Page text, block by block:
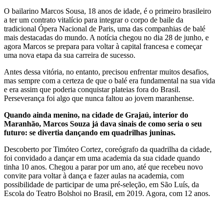
O bailarino Marcos Sousa, 18 anos de idade, é o primeiro brasileiro
a ter um contrato vitalício para integrar o corpo de baile da
tradicional Ópera Nacional de Paris, uma das companhias de balé
mais destacadas do mundo. A notícia chegou no dia 28 de junho, e
agora Marcos se prepara para voltar à capital francesa e começar
uma nova etapa da sua carreira de sucesso.
Antes dessa vitória, no entanto, precisou enfrentar muitos desafios,
mas sempre com a certeza de que o balé era fundamental na sua vida
e era assim que poderia conquistar plateias fora do Brasil.
Perseverança foi algo que nunca faltou ao jovem maranhense.
Quando ainda menino, na cidade de Grajaú, interior do
Maranhão, Marcos Souza já dava sinais de como seria o seu
futuro: se divertia dançando em quadrilhas juninas.
Descoberto por Timóteo Cortez, coreógrafo da quadrilha da cidade,
foi convidado a dançar em uma academia da sua cidade quando
tinha 10 anos. Chegou a parar por um ano, até que recebeu novo
convite para voltar à dança e fazer aulas na academia, com
possibilidade de participar de uma pré-seleção, em São Luís, da
Escola do Teatro Bolshoi no Brasil, em 2019. Agora, com 12 anos.